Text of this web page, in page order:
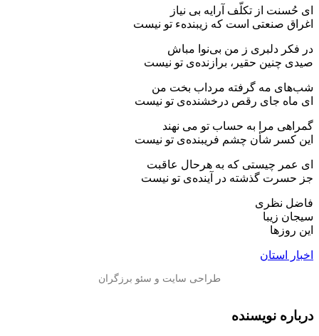
ای حُسنت از تکلّف آرایه بی نیاز
اغراق صنعتی است که زیبندهء تو نیست
در فکر دلبری ز من بی‌نوا مباش
صیدی چنین حقیر، برازنده‌ی تو نیست
شب‌های مه گرفته‌ مرداب بخت من
ای ماه جای رقص درخشنده‌ی تو نیست
گمراهی مرا به حساب تو می‌ نهند
این کسر شأن چشم فریبنده‌ی تو نیست
ای عمر چیستی که به هرحال عاقبت
جز حسرت گذشته در آینده‌‌ی تو نیست
فاضل نظری
سیجان زیبا
این روزها
اخبار استان
درباره نویسنده